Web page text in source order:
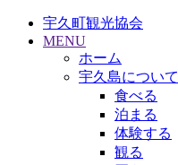
宇久町観光協会
MENU
ホーム
宇久島について
食べる
泊まる
体験する
観る